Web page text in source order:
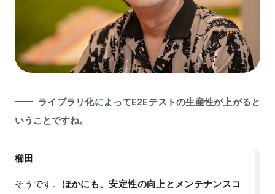
ライブラリ化によってE2Eテストの生産性が上がると
いうことですね。
櫛田
そうです。 ほかにも、安定性の向上とメンテナンスコ